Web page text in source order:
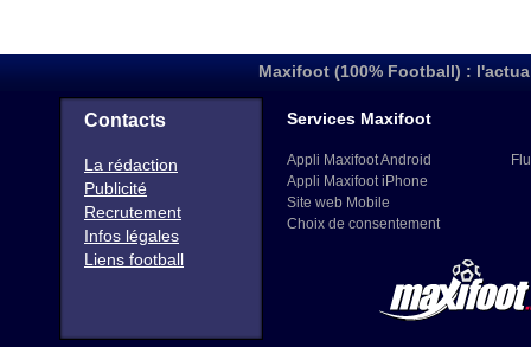
Maxifoot (100% Football) :
Contacts
La rédaction
Publicité
Recrutement
Infos légales
Liens football
Services Maxifoot
Appli Maxifoot Android
Appli Maxifoot iPhone
Site web Mobile
Choix de consentement